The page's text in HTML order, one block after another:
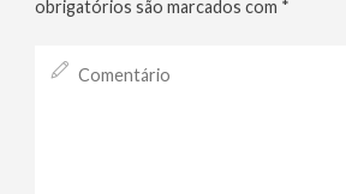
obrigatórios são marcados com *